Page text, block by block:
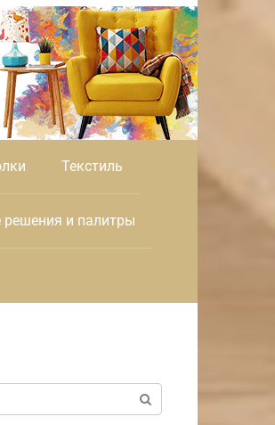
Текстиль
и палитры